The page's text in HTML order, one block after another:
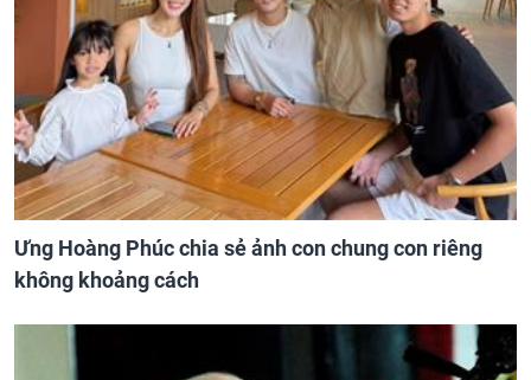
Ưng Hoàng Phúc chia sẻ ảnh con chung con riêng
không khoảng cách